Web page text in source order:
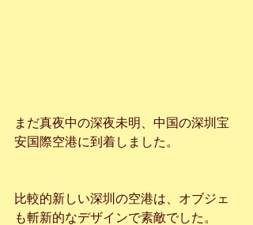
まだ真夜中の深夜未明、中国の深圳宝
安国際空港に到着しました。
比較的新しい深圳の空港は、オブジェ
も斬新的なデザインで素敵でした。